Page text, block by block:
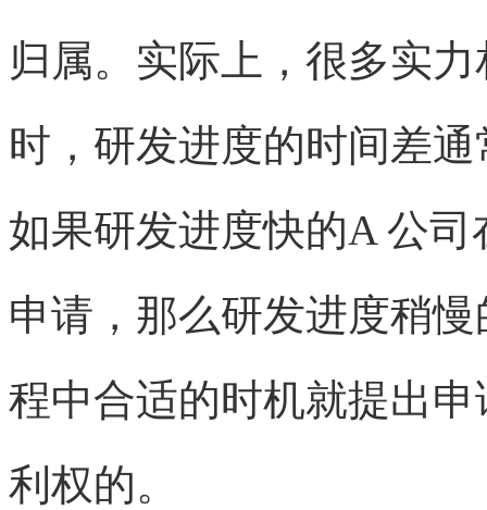
归属。实际上，很多实
时，研发进度的时间差
如果研发进度快的A 公
申请，那么研发进度稍
程中合适的时机就提出
利权的。